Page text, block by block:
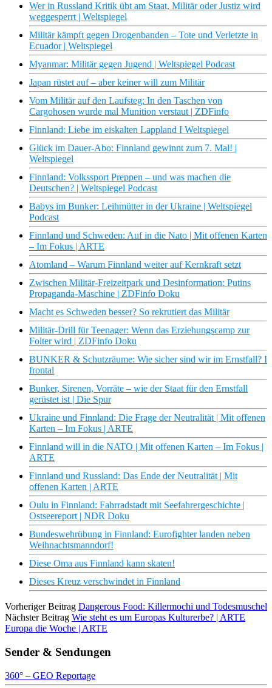
Wer in Russland Kritik übt am Staat, Militär oder Justiz wird
weggesperrt | Weltspiegel
Militär kämpft gegen Drogenbanden – Tote und Verletzte in
Ecuador | Weltspiegel
Myanmar: Militär gegen Jugend | Weltspiegel Podcast
Japan rüstet auf – aber keiner will zum Militär
Vom Militär auf den Laufsteg: In den Taschen von
Cargohosen wurde mal Munition verstaut | ZDFinfo
Finnland: Liebe im eiskalten Lappland I Weltspiegel
Glück im Dauer-Abo: Finnland gewinnt zum 7. Mal! |
Weltspiegel
Finnland: Volkssport Preppen – und was machen die
Deutschen? | Weltspiegel Podcast
Babys im Bunker: Leihmütter in der Ukraine | Weltspiegel
Podcast
Finnland und Schweden: Auf in die Nato | Mit offenen Karten
– Im Fokus | ARTE
Atomland – Warum Finnland weiter auf Kernkraft setzt
Zwischen Militär-Freizeitpark und Desinformation: Putins
Propaganda-Maschine | ZDFinfo Doku
Macht es Schweden besser? So rekrutiert das Militär
Militär-Drill für Teenager: Wenn das Erziehungscamp zur
Folter wird | ZDFinfo Doku
BUNKER & Schutzräume: Wie sicher sind wir im Ernstfall? I
frontal
Bunker, Sirenen, Vorräte – wie der Staat für den Ernstfall
gerüstet ist | Die Spur
Ukraine und Finnland: Die Frage der Neutralität | Mit offenen
Karten – Im Fokus | ARTE
Finnland will in die NATO | Mit offenen Karten – Im Fokus |
ARTE
Finnland und Russland: Das Ende der Neutralität | Mit
offenen Karten | ARTE
Oulu in Finnland: Fahrradstadt mit Seefahrergeschichte |
Ostseereport | NDR Doku
Bundeswehrübung in Finnland: Eurofighter landen neben
Weihnachtsmanndorf!
Diese Oma aus Finnland kann skaten!
Dieses Kreuz verschwindet in Finnland
Vorheriger Beitrag Dangerous Food: Killermochi und Todesmuschel
Nächster Beitrag Wie steht es um Europas Kulturerbe? | ARTE
Europa die Woche | ARTE
Sender & Sendungen
360° – GEO Reportage